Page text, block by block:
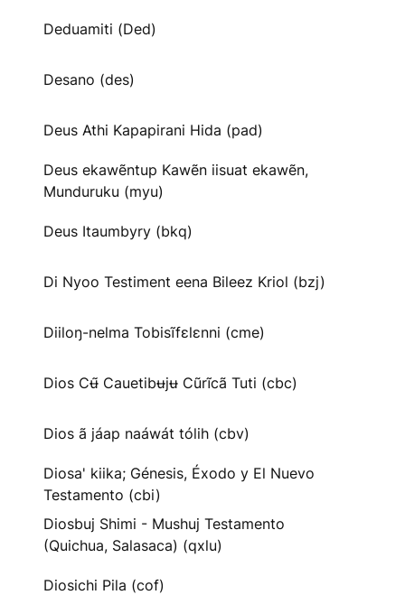
Deduamiti (Ded)
Desano (des)
Deus Athi Kapapirani Hida (pad)
Deus ekawẽntup Kawẽn iisuat ekawẽn,
Munduruku (myu)
Deus Itaumbyry (bkq)
Di Nyoo Testiment eena Bileez Kriol (bzj)
Diiloŋ-nelma Tobisĩfɛlɛnni (cme)
Dios Cʉ̃ Cauetibʉjʉ Cũrĩcã Tuti (cbc)
Dios ã jáap naáwát tólih (cbv)
Diosa' kiika; Génesis, Éxodo y El Nuevo
Testamento (cbi)
Diosbuj Shimi - Mushuj Testamento
(Quichua, Salasaca) (qxlu)
Diosichi Pila (cof)